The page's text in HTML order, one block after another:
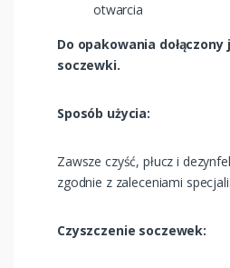
otwarcia
Do opakowania
soczewki.
Sposób użycia:
Zawsze czyść, płucz i
zgodnie z zaleceniami
Czyszczenie soczewek: